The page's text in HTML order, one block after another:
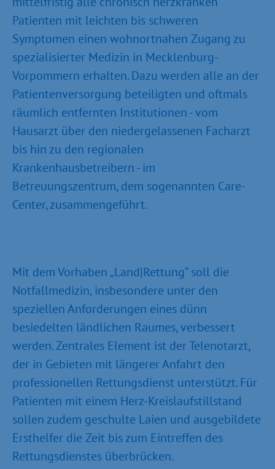
Patienten mit leichten bis schweren
Symptomen einen wohnortnahen Zugang zu
spezialisierter Medizin in Mecklenburg-
Vorpommern erhalten. Dazu werden alle an der
Patientenversorgung beteiligten und oftmals
räumlich entfernten Institutionen - vom
Hausarzt über den niedergelassenen Facharzt
bis hin zu den regionalen
Krankenhausbetreibern - im
Betreuungszentrum, dem sogenannten Care-
Center, zusammengeführt.
Mit dem Vorhaben „Land|Rettung“ soll die
Notfallmedizin, insbesondere unter den
speziellen Anforderungen eines dünn
besiedelten ländlichen Raumes, verbessert
werden. Zentrales Element ist der Telenotarzt,
der in Gebieten mit längerer Anfahrt den
professionellen Rettungsdienst unterstützt. Für
Patienten mit einem Herz-Kreislaufstillstand
sollen zudem geschulte Laien und ausgebildete
Ersthelfer die Zeit bis zum Eintreffen des
Rettungsdienstes überbrücken.